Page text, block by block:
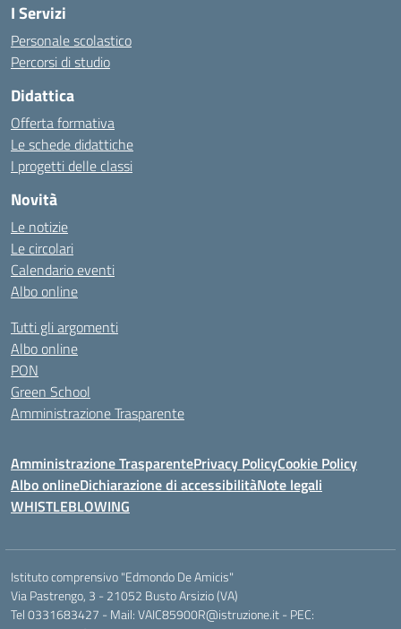
I Servizi
Personale scolastico
Percorsi di studio
Didattica
Offerta formativa
Le schede didattiche
I progetti delle classi
Novità
Le notizie
Le circolari
Calendario eventi
Albo online
Tutti gli argomenti
Albo online
PON
Green School
Amministrazione Trasparente
Amministrazione TrasparentePrivacy PolicyCookie Policy
Albo onlineDichiarazione di accessibilitàNote legali
WHISTLEBLOWING
Istituto comprensivo "Edmondo De Amicis"
Via Pastrengo, 3 - 21052 Busto Arsizio (VA)
Tel 0331683427 - Mail: VAIC85900R@istruzione.it - PEC: